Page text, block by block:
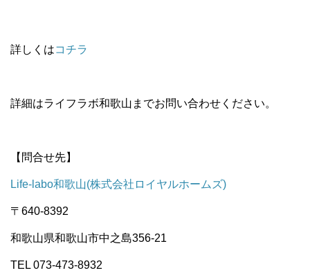
詳しくはコチラ
詳細はライフラボ和歌山までお問い合わせください。
【問合せ先】
Life-labo和歌山(株式会社ロイヤルホームズ)
〒640-8392
和歌山県和歌山市中之島356-21
TEL 073-473-8932